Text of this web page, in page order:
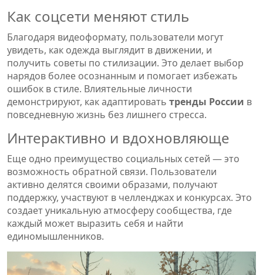
Как соцсети меняют стиль
Благодаря видеоформату, пользователи могут
увидеть, как одежда выглядит в движении, и
получить советы по стилизации. Это делает выбор
нарядов более осознанным и помогает избежать
ошибок в стиле. Влиятельные личности
демонстрируют, как адаптировать тренды России в
повседневную жизнь без лишнего стресса.
Интерактивно и вдохновляюще
Еще одно преимущество социальных сетей — это
возможность обратной связи. Пользователи
активно делятся своими образами, получают
поддержку, участвуют в челленджах и конкурсах. Это
создает уникальную атмосферу сообщества, где
каждый может выразить себя и найти
единомышленников.